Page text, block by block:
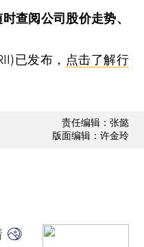
时查阅公司股价走势、
已发布， 点击了解行
责任编辑：张懿
版面编辑：许金玲